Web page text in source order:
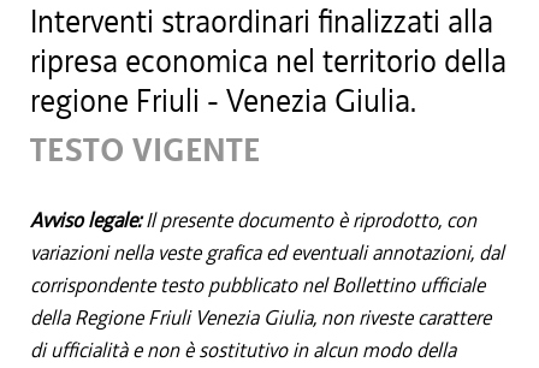
Interventi straordinari finalizzati alla
ripresa economica nel territorio della
regione Friuli - Venezia Giulia.
TESTO VIGENTE
Avviso legale:Il presente documento è riprodotto, con
variazioni nella veste grafica ed eventuali annotazioni, dal
corrispondente testo pubblicato nel Bollettino ufficiale
della Regione Friuli Venezia Giulia, non riveste carattere
di ufficialità e non è sostitutivo in alcun modo della